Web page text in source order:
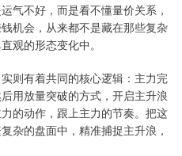
气不好，而是看不懂量价关系，
机会，从来都不是藏在那些复杂
观的形态变化中。
则有着共同的核心逻辑：主力完
用放量突破的方式，开启主升浪
的动作，跟上主力的节奏。把这
杂的盘面中，精准捕捉主升浪，